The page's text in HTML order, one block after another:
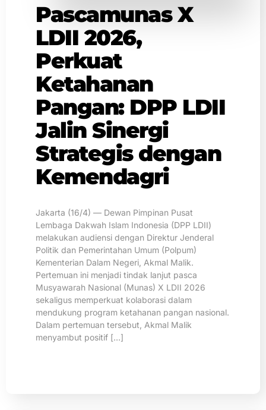
Pascamunas X
LDII 2026,
Perkuat
Ketahanan
Pangan: DPP LDII
Jalin Sinergi
Strategis dengan
Kemendagri
Jakarta (16/4) — Dewan Pimpinan Pusat
Lembaga Dakwah Islam Indonesia (DPP LDII)
melakukan audiensi dengan Direktur Jenderal
Politik dan Pemerintahan Umum (Polpum)
Kementerian Dalam Negeri, Akmal Malik.
Pertemuan ini menjadi tindak lanjut pasca
Musyawarah Nasional (Munas) X LDII 2026
sekaligus memperkuat kolaborasi dalam
mendukung program ketahanan pangan nasional.
Dalam pertemuan tersebut, Akmal Malik
menyambut positif […]